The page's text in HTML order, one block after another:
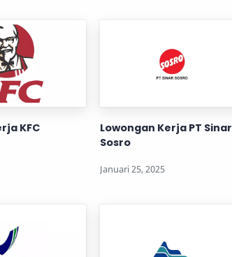
KFC
Lowongan Kerja PT Sinar
Sosro